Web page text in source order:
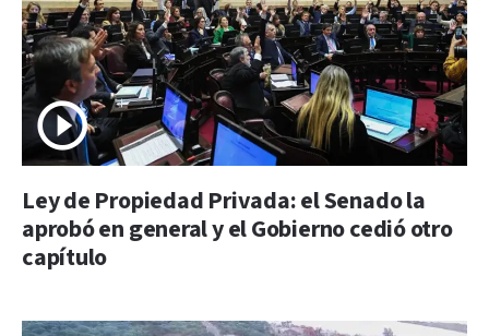
Ley de Propiedad Privada: el Senado la
aprobó en general y el Gobierno cedió otro
capítulo